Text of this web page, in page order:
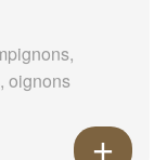
oignons